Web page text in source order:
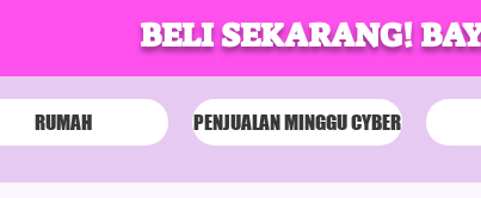
BELI SEKARANG!
RUMAH PENJUALAN MINGGU CYBER